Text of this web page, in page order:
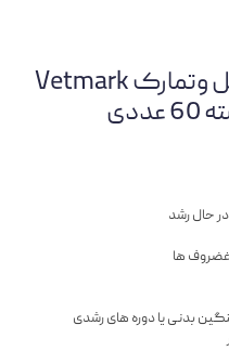
قرص تقویت کننده مفاصل وتمارک Vetmark
حال رشد
غضروف ها
بدنی یا دوره های رشدی